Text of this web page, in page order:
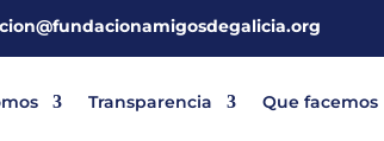
Transparencia Que facemos